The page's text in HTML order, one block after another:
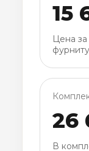
15
Цена
26
В